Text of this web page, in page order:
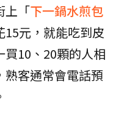
上「下一鍋水煎包
15元，就能吃到皮
10、20顆的人相
熟客通常會電話預